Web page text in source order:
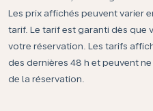
Les prix affichés peuvent varier
tarif. Le tarif est garanti dès que
votre réservation. Les tarifs
des dernières 48 h et peuvent
de la réservation.